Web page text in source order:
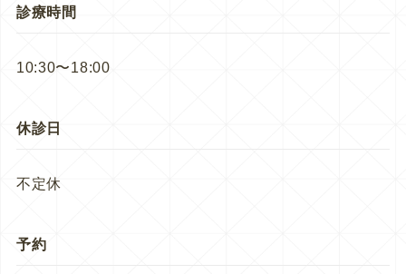
診療時間
10:30〜18:00
休診日
不定休
予約